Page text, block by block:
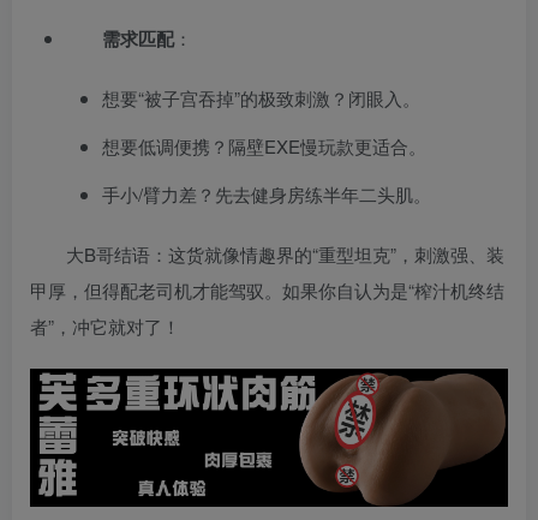
需求匹配：
想要“被子宫吞掉”的极致刺激？闭眼入。
想要低调便携？隔壁EXE慢玩款更适合。
手小/臂力差？先去健身房练半年二头肌。
大B哥结语：这货就像情趣界的“重型坦克”，刺激强、装
甲厚，但得配老司机才能驾驭。如果你自认为是“榨汁机终结
者”，冲它就对了！